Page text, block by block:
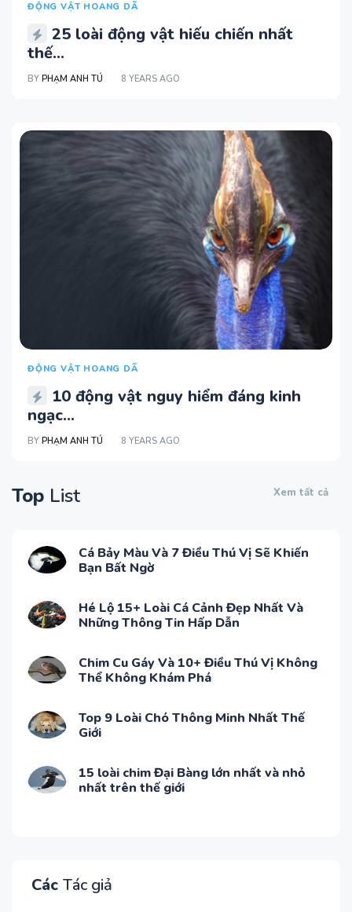
ĐỘNG VẬT HOANG DÃ
25 loài động vật hiếu chiến nhất
thế...
BY PHẠM ANH TÚ 8 YEARS AGO
ĐỘNG VẬT HOANG DÃ
10 động vật nguy hiểm đáng kinh
ngạc...
BY PHẠM ANH TÚ 8 YEARS AGO
Top List Xem tất cả
Cá Bảy Màu Và 7 Điều Thú Vị Sẽ Khiến
Bạn Bất Ngờ
Hé Lộ 15+ Loài Cá Cảnh Đẹp Nhất Và
Những Thông Tin Hấp Dẫn
Chim Cu Gáy Và 10+ Điều Thú Vị Không
Thể Không Khám Phá
Top 9 Loài Chó Thông Minh Nhất Thế
Giới
15 loài chim Đại Bàng lớn nhất và nhỏ
nhất trên thế giới
Các Tác giả